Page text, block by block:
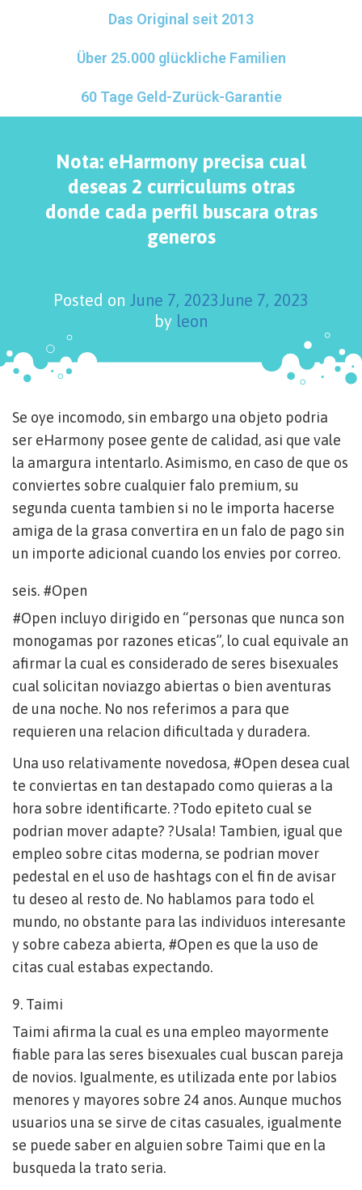
Das Original seit 2013
Über 25.000 glückliche Familien
60 Tage Geld-Zurück-Garantie
Nota: eHarmony precisa cual
deseas 2 curriculums otras
donde cada perfil buscara otras
generos
Posted on June 7, 2023June 7, 2023
by leon
Se oye incomodo, sin embargo una objeto podri­a
ser eHarmony posee gente de calidad, asi que vale
la amargura intentarlo. Asimismo, en caso de que os
conviertes sobre cualquier falo premium, su
segunda cuenta tambien si no le importa hacerse
amiga de la grasa convertira en un falo de pago sin
un importe adicional cuando los envies por correo.
seis. #Open
#Open incluyo dirigido en “personas que nunca son
monogamas por razones eticas”, lo cual equivale an
afirmar la cual es considerado de seres bisexuales
cual solicitan noviazgo abiertas o bien aventuras
de una noche. No nos referimos a para que
requieren una relacion dificultada y duradera.
Una uso relativamente novedosa, #Open desea cual
te conviertas en tan destapado como quieras a la
hora sobre identificarte. ?Todo epiteto cual se
podri­an mover adapte? ?Usala! Tambien, igual que
empleo sobre citas moderna, se podri­an mover
pedestal en el uso de hashtags con el fin de avisar
tu deseo al resto de. No hablamos para todo el
mundo, no obstante para las individuos interesante
y sobre cabeza abierta, #Open es que la uso de
citas cual estabas expectando.
9. Taimi
Taimi afirma la cual es una empleo mayormente
fiable para las seres bisexuales cual buscan pareja
de novios. Igualmente, es utilizada ente por labios
menores y mayores sobre 24 anos. Aunque muchos
usuarios una se sirve de citas casuales, igualmente
se puede saber en alguien sobre Taimi que en la
busqueda la trato seria.